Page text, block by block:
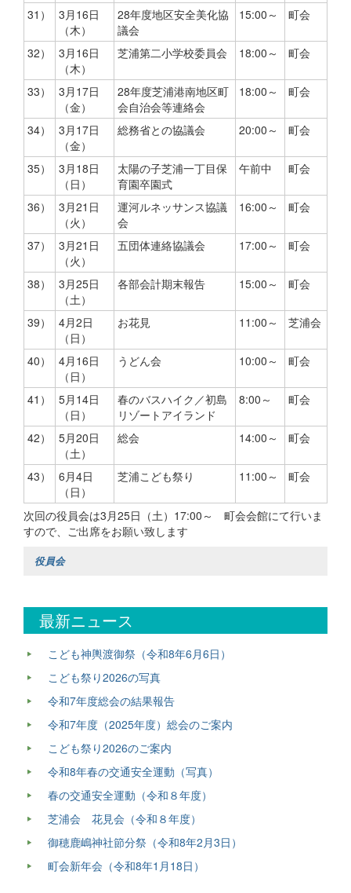
31）
3月16日
（木）
28年度地区安全美化協
議会
15:00～ 町会
32）
3月16日
（木）
芝浦第二小学校委員会 18:00～ 町会
33）
3月17日
（金）
28年度芝浦港南地区町
会自治会等連絡会
18:00～ 町会
34）
3月17日
（金）
総務省との協議会 20:00～ 町会
35）
3月18日
（日）
太陽の子芝浦一丁目保
育園卒園式
午前中 町会
36）
3月21日
（火）
運河ルネッサンス協議
会
16:00～ 町会
37）
3月21日
（火）
五団体連絡協議会 17:00～ 町会
38）
3月25日
（土）
各部会計期末報告 15:00～ 町会
39）
4月2日
（日）
お花見 11:00～ 芝浦会
40）
4月16日
（日）
うどん会 10:00～ 町会
41）
5月14日
（日）
春のバスハイク／初島
リゾートアイランド
8:00～ 町会
42）
5月20日
（土）
総会 14:00～ 町会
43）
6月4日
（日）
芝浦こども祭り 11:00～ 町会
次回の役員会は3月25日（土）17:00～ 町会会館にて行いま
すので、ご出席をお願い致します
役員会
最新ニュース
こども神輿渡御祭（令和8年6月6日）
こども祭り2026の写真
令和7年度総会の結果報告
令和7年度（2025年度）総会のご案内
こども祭り2026のご案内
令和8年春の交通安全運動（写真）
春の交通安全運動（令和８年度）
芝浦会 花見会（令和８年度）
御穂鹿嶋神社節分祭（令和8年2月3日）
町会新年会（令和8年1月18日）